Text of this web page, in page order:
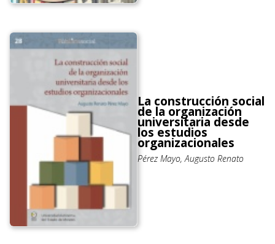
La construcción social
de la organización
universitaria desde
los estudios
organizacionales
Pérez Mayo, Augusto Renato